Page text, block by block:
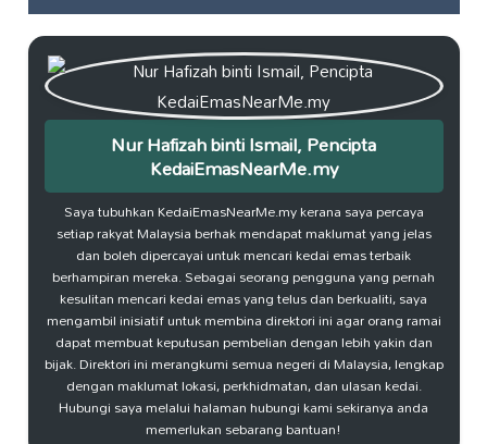
Nur Hafizah binti Ismail, Pencipta
KedaiEmasNearMe.my
Saya tubuhkan KedaiEmasNearMe.my kerana saya percaya
setiap rakyat Malaysia berhak mendapat maklumat yang jelas
dan boleh dipercayai untuk mencari kedai emas terbaik
berhampiran mereka. Sebagai seorang pengguna yang pernah
kesulitan mencari kedai emas yang telus dan berkualiti, saya
mengambil inisiatif untuk membina direktori ini agar orang ramai
dapat membuat keputusan pembelian dengan lebih yakin dan
bijak. Direktori ini merangkumi semua negeri di Malaysia, lengkap
dengan maklumat lokasi, perkhidmatan, dan ulasan kedai.
Hubungi saya melalui halaman hubungi kami sekiranya anda
memerlukan sebarang bantuan!